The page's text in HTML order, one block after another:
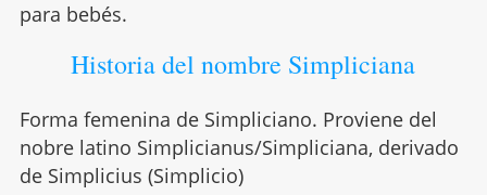
para bebés.
Historia del nombre Simpliciana
Forma femenina de Simpliciano. Proviene del
nobre latino Simplicianus/Simpliciana, derivado
de Simplicius (Simplicio)